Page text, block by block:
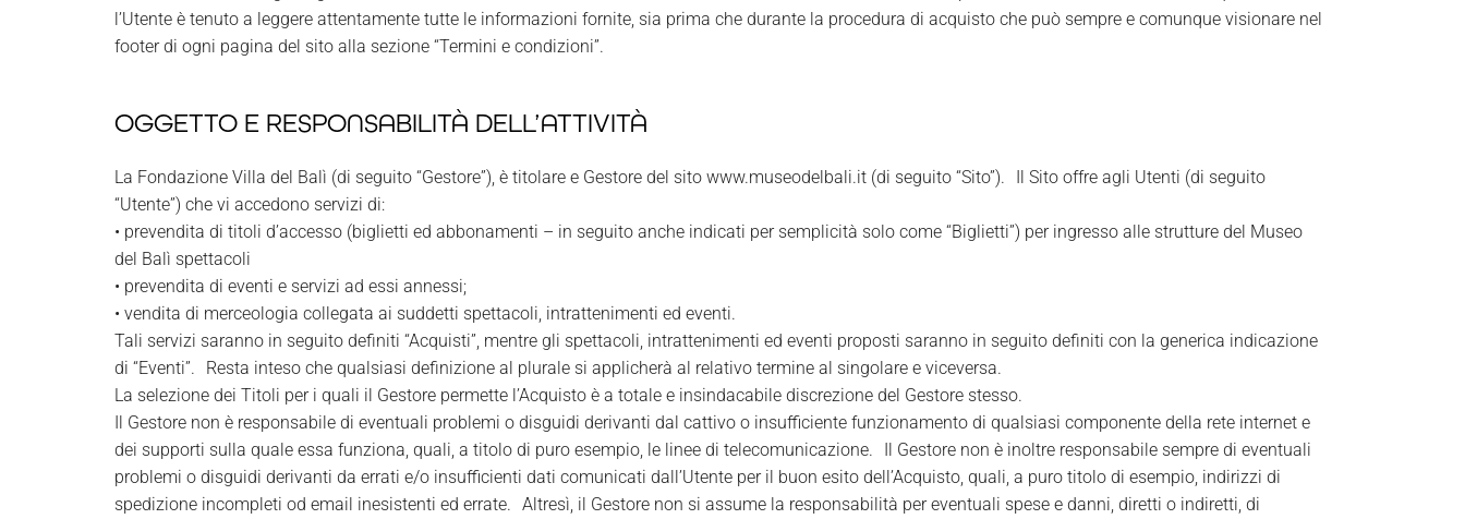
l’Utente è tenuto a leggere attentamente tutte le informazioni fornite, sia prima che durante la procedura di acquisto che può sempre e comunque visionare nel
footer di ogni pagina del sito alla sezione “Termini e condizioni”.
OGGETTO E RESPONSABILITÀ DELL’ATTIVITÀ
La Fondazione Villa del Balì (di seguito “Gestore”), è titolare e Gestore del sito www.museodelbali.it (di seguito “Sito”). Il Sito offre agli Utenti (di seguito
“Utente”) che vi accedono servizi di:
• prevendita di titoli d’accesso (biglietti ed abbonamenti – in seguito anche indicati per semplicità solo come “Biglietti”) per ingresso alle strutture del Museo
del Balì spettacoli
• prevendita di eventi e servizi ad essi annessi;
• vendita di merceologia collegata ai suddetti spettacoli, intrattenimenti ed eventi.
Tali servizi saranno in seguito definiti “Acquisti”, mentre gli spettacoli, intrattenimenti ed eventi proposti saranno in seguito definiti con la generica indicazione
di “Eventi”. Resta inteso che qualsiasi definizione al plurale si applicherà al relativo termine al singolare e viceversa.
La selezione dei Titoli per i quali il Gestore permette l’Acquisto è a totale e insindacabile discrezione del Gestore stesso.
Il Gestore non è responsabile di eventuali problemi o disguidi derivanti dal cattivo o insufficiente funzionamento di qualsiasi componente della rete internet e
dei supporti sulla quale essa funziona, quali, a titolo di puro esempio, le linee di telecomunicazione. Il Gestore non è inoltre responsabile sempre di eventuali
problemi o disguidi derivanti da errati e/o insufficienti dati comunicati dall’Utente per il buon esito dell’Acquisto, quali, a puro titolo di esempio, indirizzi di
spedizione incompleti od email inesistenti ed errate. Altresì, il Gestore non si assume la responsabilità per eventuali spese e danni, diretti o indiretti, di